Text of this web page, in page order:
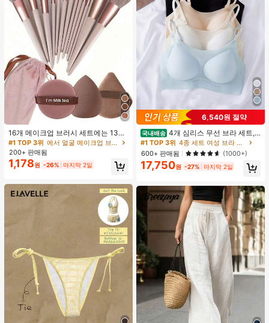
16개 메이크업 브러시 세트에는 13개
메이크업 브러시, 1개 눈물 모양 메이
크업 스펀지, 1개 둥근 쿠션 파우더 브
러시, 1개 삼각형 메이크업 스펀지가
포함되어 있습니다 - 클래식 세트. 부
어졌습니다. 여성과 소녀에게 완벽하
며, 가을과 겨울에 이상적입니다.
#1 TOP 3위
에서 얼굴 메이크업 브러시 세트
200+ 판매됨
1,178원 -26% 마지막 2일
6,540원 절약
국내배송 4개 심리스 무선 브라 세트,
작은 가슴 보정, 초박형 통기성 아이스
실크 섹시 편안한 백리스 란제리 브라,
조절 가능
#1 TOP 3위
4종 세트 여성 브라 & 브랄렛
600+ 판매됨
(1000+)
17,750원 -27% 마지막 2일